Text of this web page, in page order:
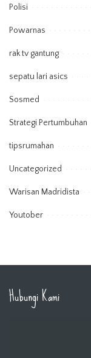
Polisi
Powarnas
rak tv gantung
sepatu lari asics
Sosmed
Strategi Pertumbuhan
tipsrumahan
Uncategorized
Warisan Madridista
Youtober
Hubungi Kami